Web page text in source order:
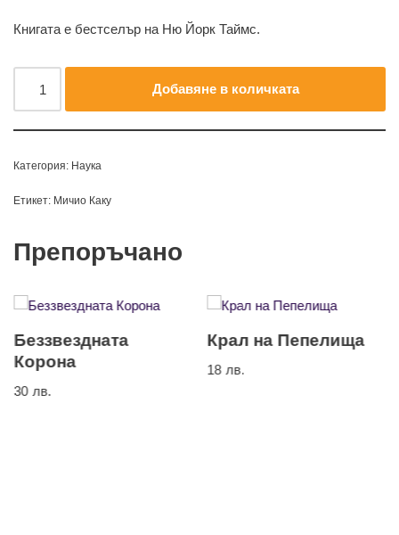
Книгата е бестселър на Ню Йорк Таймс.
Добавяне в количката
Категория: Наука
Етикет: Мичио Каку
Препоръчано
Беззвездната
Корона
30 лв.
Крал на Пепелища
18 лв.